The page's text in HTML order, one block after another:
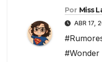
Por Miss
ABR 17,
#Wonder